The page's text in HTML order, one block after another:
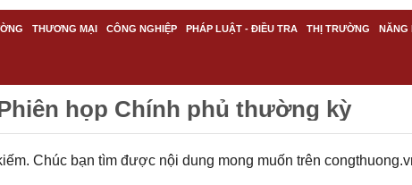
THƯƠNG MẠI CÔNG NGHIỆP PHÁP LUẬT - ĐIỀU TRA THỊ TRƯỜNG NĂNG
họp Chính phủ thường kỳ
Chúc bạn tìm được nội dung mong muốn trên